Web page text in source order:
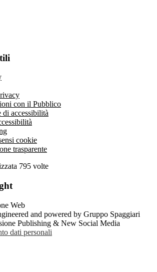
con il Pubblico
di accessibilità
cookie
trasparente
795 volte
and powered by Gruppo Spaggiari
Publishing & New Social Media
dati personali